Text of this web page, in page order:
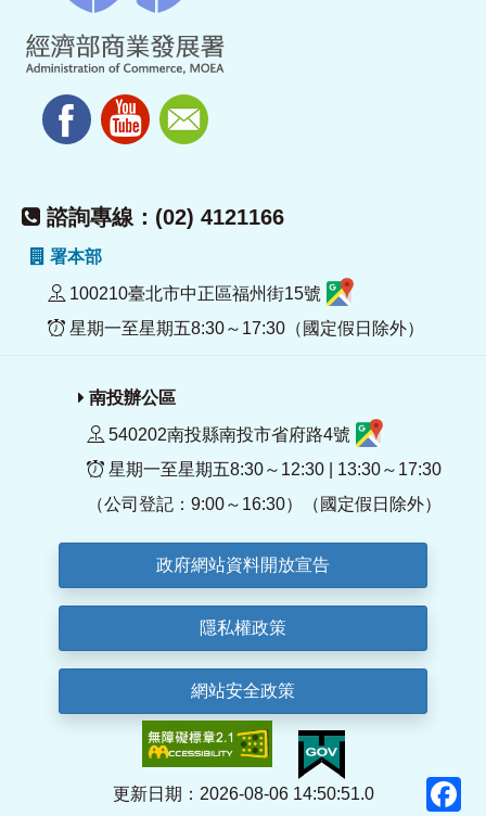
諮詢專線：(02) 4121166
署本部
100210臺北市中正區福州街15號
星期一至星期五8:30～17:30（國定假日除外）
南投辦公區
540202南投縣南投市省府路4號
星期一至星期五8:30～12:30 | 13:30～17:30
（公司登記：9:00～16:30）（國定假日除外）
政府網站資料開放宣告
隱私權政策
網站安全政策
更新日期：2026-08-06 14:50:51.0